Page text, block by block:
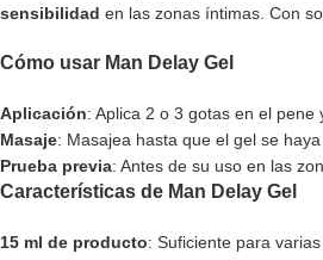
sensibilidad en las zonas íntimas. Con
Cómo usar Man Delay Gel
Aplicación: Aplica 2 o 3 gotas en el pene
Masaje: Masajea hasta que el gel se
Prueba previa: Antes de su uso en las
Características de Man Delay Gel
15 ml de producto: Suficiente para varias